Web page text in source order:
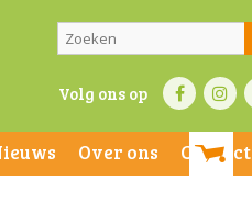
Volg ons op
Over ons Contact